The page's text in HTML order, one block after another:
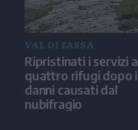
VAL DI FASSA
Ripristinati i servizi a
quattro rifugi dopo i
danni causati dal
nubifragio